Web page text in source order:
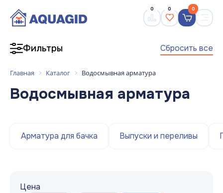
0 0 0
Фильтры Сбросить все
Главная Каталог Водосмывная арматура
Водосмывная арматура
Арматура для бачка Выпуски и переливы
Цена